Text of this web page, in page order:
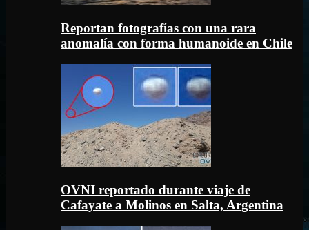
Reportan fotografías con una rara
anomalía con forma humanoide en Chile
OVNI reportado durante viaje de
Cafayate a Molinos en Salta, Argentina